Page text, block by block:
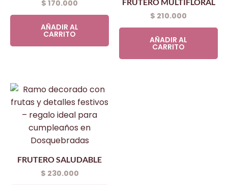
$ 170.000
AÑADIR AL
CARRITO
$ 210.000
AÑADIR AL
CARRITO
FRUTERO SALUDABLE
$ 230.000